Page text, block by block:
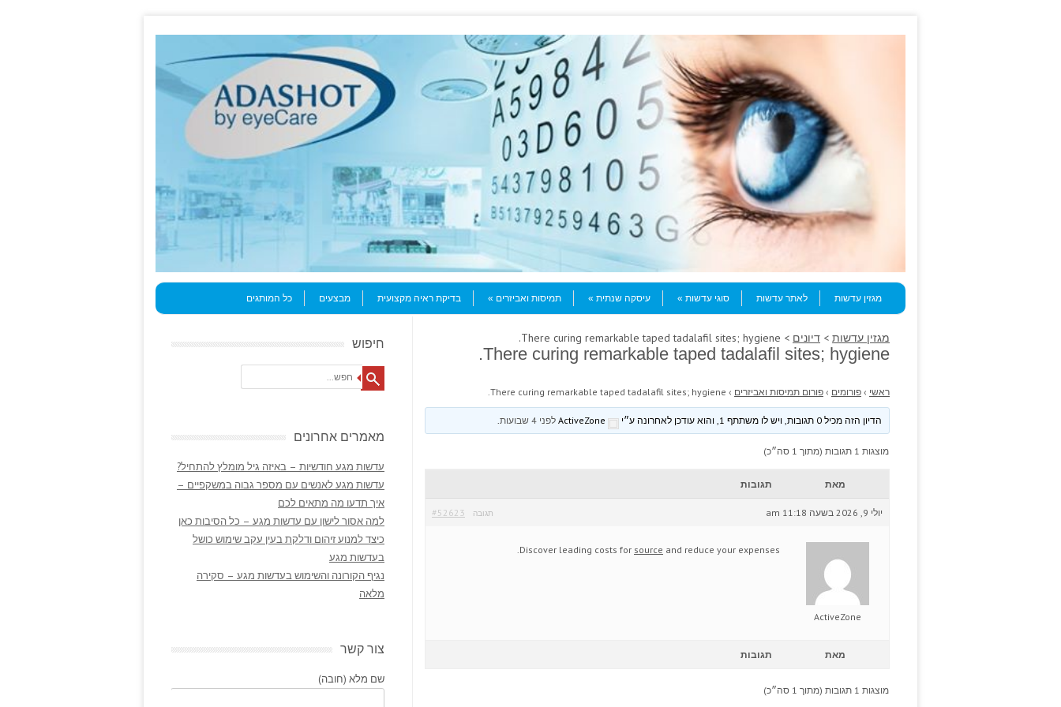
Menu
Skip to content
מגזין עדשות
לאתר עדשות סוגי עדשות עיסקה שנתית תמיסות ואביזרים בדיקת ראיה מקצועית מבצעים כל המותגים
מגזין עדשות > דיונים > There curing remarkable taped tadalafil sites; hygiene.
There curing remarkable taped tadalafil sites; hygiene.
ראשי › פורומים › פורום תמיסות ואביזרים ›
There curing remarkable taped tadalafil sites; hygiene.
הדיון הזה מכיל 0 תגובות, ויש לו משתתף 1, והוא עודכן לאחרונה ע״י לפני 4 שבועות
מוצגות 1 תגובות (מתוך 1 סה״כ)
מאת תגובות
יולי 9, 2026 בשעה 11:18 am #52623 תגובה
ActiveZone
Discover leading costs for source and reduce your expenses.
מאת תגובות
מוצגות 1 תגובות (מתוך 1 סה״כ)
חיפוש
Search
מאמרים אחרונים
עדשות מגע חודשיות – באיזה גיל מומלץ להתחיל?
עדשות מגע לאנשים עם מספר גבוה במשקפיים –
איך תדעו מה מתאים לכם
למה אסור לישון עם עדשות מגע – כל הסיבות כאן
כיצד למנוע זיהום ודלקת בעין עקב שימוש כושל
בעדשות מגע
נגיף הקורונה והשימוש בעדשות מגע – סקירה
מלאה
צור קשר
שם מלא (חובה)